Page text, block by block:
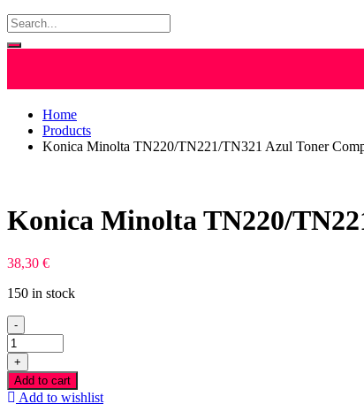
Home
Products
Konica Minolta TN220/TN221/TN321 Azul Toner
Konica Minolta TN220/
38,30 €
150 in stock
-
Konica
Minolta
TN220/TN221/TN321
Azul
Toner
+
Add to cart
Add to wishlist